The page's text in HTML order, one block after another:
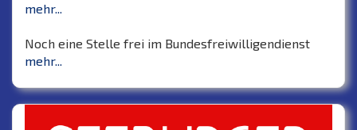
mehr...
Noch eine Stelle frei im Bundesfreiwilligendienst
mehr...